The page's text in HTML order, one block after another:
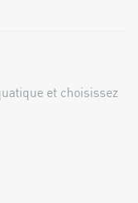
et choisissez